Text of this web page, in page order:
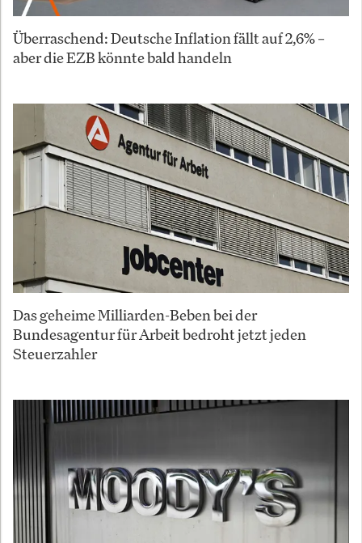
Überraschend: Deutsche Inflation fällt auf 2,6% –
aber die EZB könnte bald handeln
Das geheime Milliarden-Beben bei der
Bundesagentur für Arbeit bedroht jetzt jeden
Steuerzahler